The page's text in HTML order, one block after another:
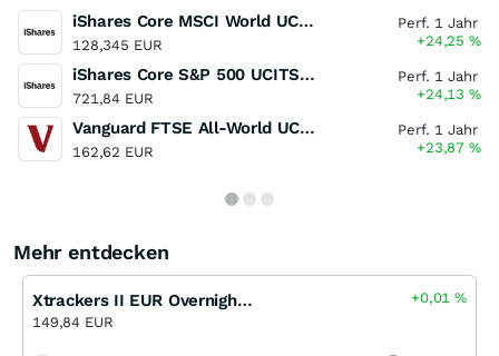
iShares Core MSCI World UCITS ETF
128,345 EUR
Perf. 1 Jahr
+24,25%
iShares Core S&P 500 UCITS ETF
721,84 EUR
Perf. 1 Jahr
+24,13%
Vanguard FTSE All-World UCITS ETF Distributing
162,62 EUR
Perf. 1 Jahr
+23,87%
Mehr entdecken
Xtrackers II EUR Overnight Rate Swap UCITS ETF
149,84 EUR
+0,01%